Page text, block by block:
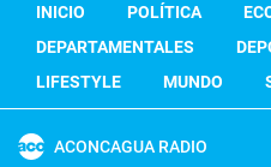
INICIO POLÍTICA
DEPARTAMENTALES
LIFESTYLE
MUNDO
ACONCAGUA RADIO